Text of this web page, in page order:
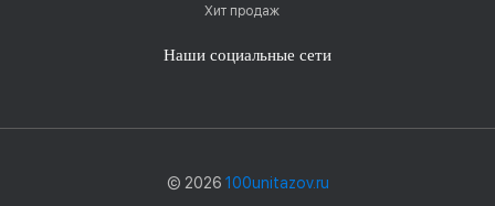
Хит продаж
Наши социальные сети
© 2026 100unitazov.ru